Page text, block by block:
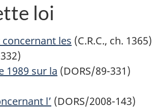
loi
les (C.R.C., ch. 1365)
1989 sur la (DORS/89-331)
l’ (DORS/2008-143)